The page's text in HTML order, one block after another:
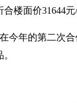
楼面价31644元
今年的第二次